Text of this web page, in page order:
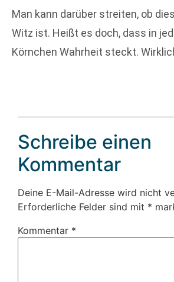
Man kann darüber streiten, ob
Witz ist. Heißt es doch, dass in
Körnchen Wahrheit steckt.
Schreibe einen
Kommentar
Deine E-Mail-Adresse wird nicht
Erforderliche Felder sind mit *
Kommentar *